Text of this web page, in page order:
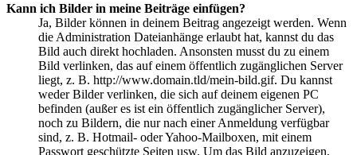
Kann ich Bilder in meine Beiträge einfügen?
Ja, Bilder können in deinem Beitrag angezeigt werden. Wenn
die Administration Dateianhänge erlaubt hat, kannst du das
Bild auch direkt hochladen. Ansonsten musst du zu einem
Bild verlinken, das auf einem öffentlich zugänglichen Server
liegt, z. B. http://www.domain.tld/mein-bild.gif. Du kannst
weder Bilder verlinken, die sich auf deinem eigenen PC
befinden (außer es ist ein öffentlich zugänglicher Server),
noch zu Bildern, die nur nach einer Anmeldung verfügbar
sind, z. B. Hotmail- oder Yahoo-Mailboxen, mit einem
Passwort geschützte Seiten usw. Um das Bild anzuzeigen,